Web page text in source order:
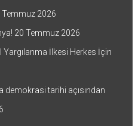
Temmuz 2026
20 Temmuz 2026
İlkesi Herkes İçin
demokrasi tarihi açısından